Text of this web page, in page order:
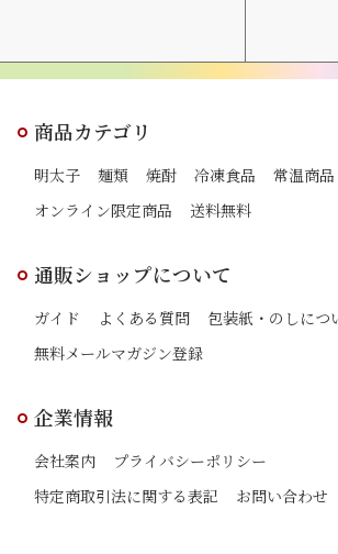
商品カテゴリ
明太子 麺類 焼酎 冷凍食品 常温商品
オンライン限定商品
送料無料
通販ショップについて
ガイド よくある質問
包装紙・のしにつ
無料メールマガジン登録
企業情報
会社案内
プライバシーポリシー
特定商取引法に関する表記
お問い合わせ